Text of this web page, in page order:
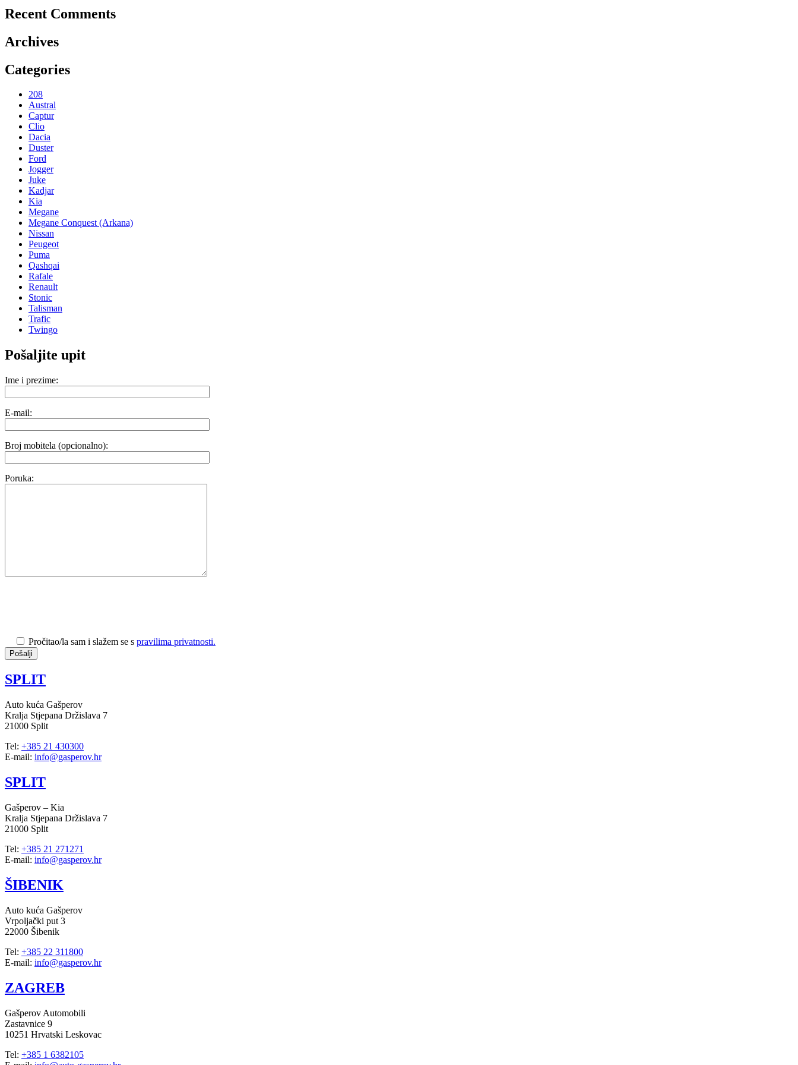
Recent Comments
Archives
Categories
208
Austral
Captur
Clio
Dacia
Duster
Ford
Jogger
Juke
Kadjar
Kia
Megane
Megane Conquest (Arkana)
Nissan
Peugeot
Puma
Qashqai
Rafale
Renault
Stonic
Talisman
Trafic
Twingo
Pošaljite upit
Ime i prezime:
E-mail:
Broj mobitela (opcionalno):
Poruka:
Pročitao/la sam i slažem se s pravilima privatnosti.
SPLIT
Auto kuća Gašperov
Kralja Stjepana Držislava 7
21000 Split
Tel: +385 21 430300
E-mail: info@gasperov.hr
SPLIT
Gašperov – Kia
Kralja Stjepana Držislava 7
21000 Split
Tel: +385 21 271271
E-mail: info@gasperov.hr
ŠIBENIK
Auto kuća Gašperov
Vrpoljački put 3
22000 Šibenik
Tel: +385 22 311800
E-mail: info@gasperov.hr
ZAGREB
Gašperov Automobili
Zastavnice 9
10251 Hrvatski Leskovac
Tel: +385 1 6382105